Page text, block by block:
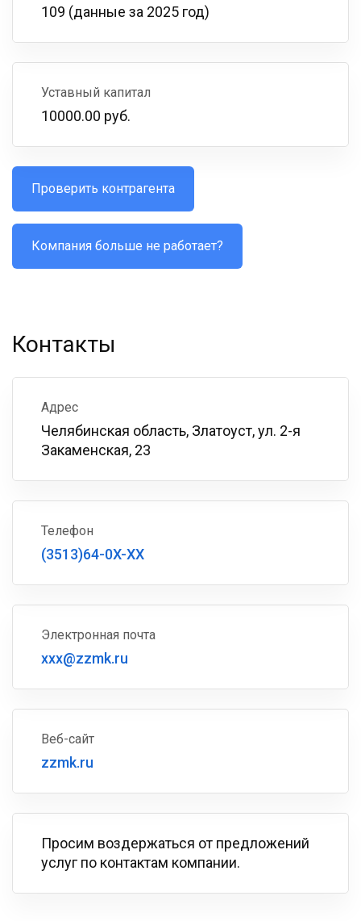
109 (данные за 2025 год)
Уставный капитал
10000.00 руб.
Проверить контрагента
Компания больше не работает?
Контакты
Адрес
Челябинская область, Златоуст, ул. 2-я
Закаменская, 23
Телефон
(3513)64-0X-XX
Электронная почта
xxx@zzmk.ru
Веб-сайт
zzmk.ru
Просим воздержаться от предложений
услуг по контактам компании.